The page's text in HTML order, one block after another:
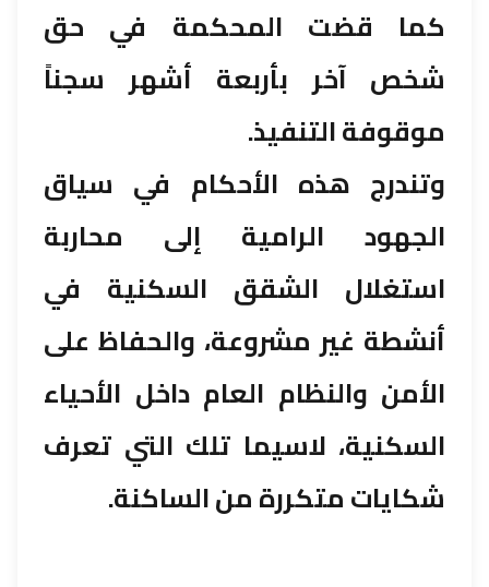
كما قضت المحكمة في حق
شخص آخر بأربعة أشهر سجناً
موقوفة التنفيذ.
وتندرج هذه الأحكام في سياق
الجهود الرامية إلى محاربة
استغلال الشقق السكنية في
أنشطة غير مشروعة، والحفاظ على
الأمن والنظام العام داخل الأحياء
السكنية، لاسيما تلك التي تعرف
شكايات متكررة من الساكنة.